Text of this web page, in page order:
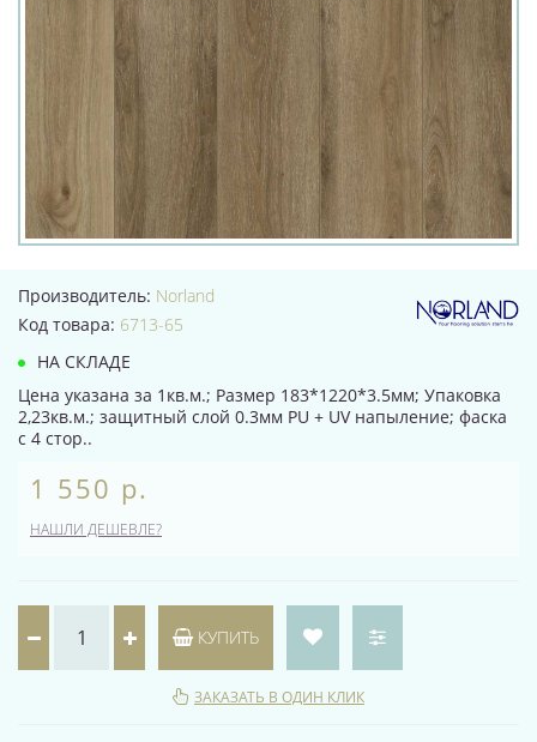
Производитель: Norland
Код товара: 6713-65
НА СКЛАДЕ
Цена указана за 1кв.м.; Размер 183*1220*3.5мм; Упаковка
2,23кв.м.; защитный слой 0.3мм PU + UV напыление; фаска
с 4 стор..
1 550 р.
НАШЛИ ДЕШЕВЛЕ?
КУПИТЬ
ЗАКАЗАТЬ В ОДИН КЛИК